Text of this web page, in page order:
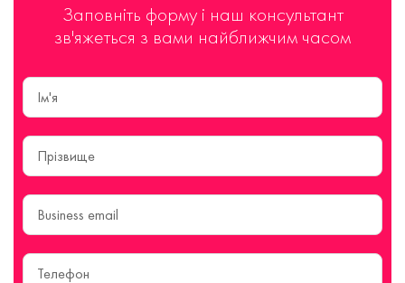
Заповніть форму і наш консультант
зв'яжеться з вами найближчим часом